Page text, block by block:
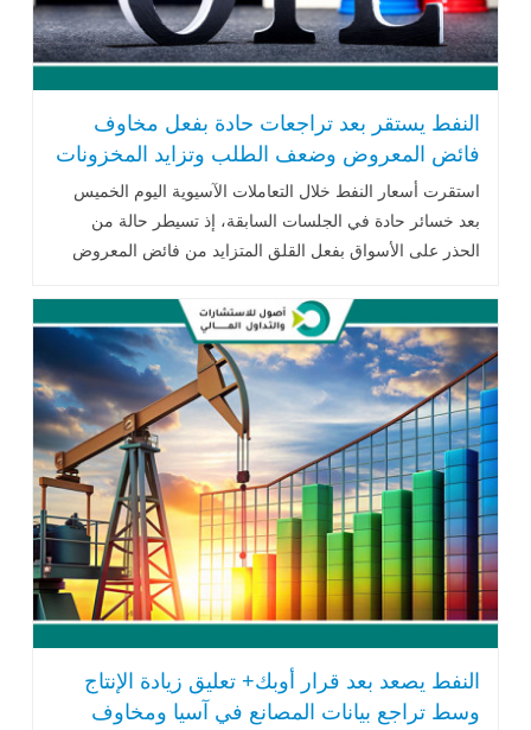
النفط يستقر بعد تراجعات حادة بفعل مخاوف
فائض المعروض وضعف الطلب وتزايد المخزونات
الأمريكية
استقرت أسعار النفط خلال التعاملات الآسيوية اليوم الخميس
بعد خسائر حادة في الجلسات السابقة، إذ تسيطر حالة من
الحذر على الأسواق بفعل القلق المتزايد من فائض المعروض
النفط يصعد بعد قرار أوبك+ تعليق زيادة الإنتاج
وسط تراجع بيانات المصانع في آسيا ومخاوف